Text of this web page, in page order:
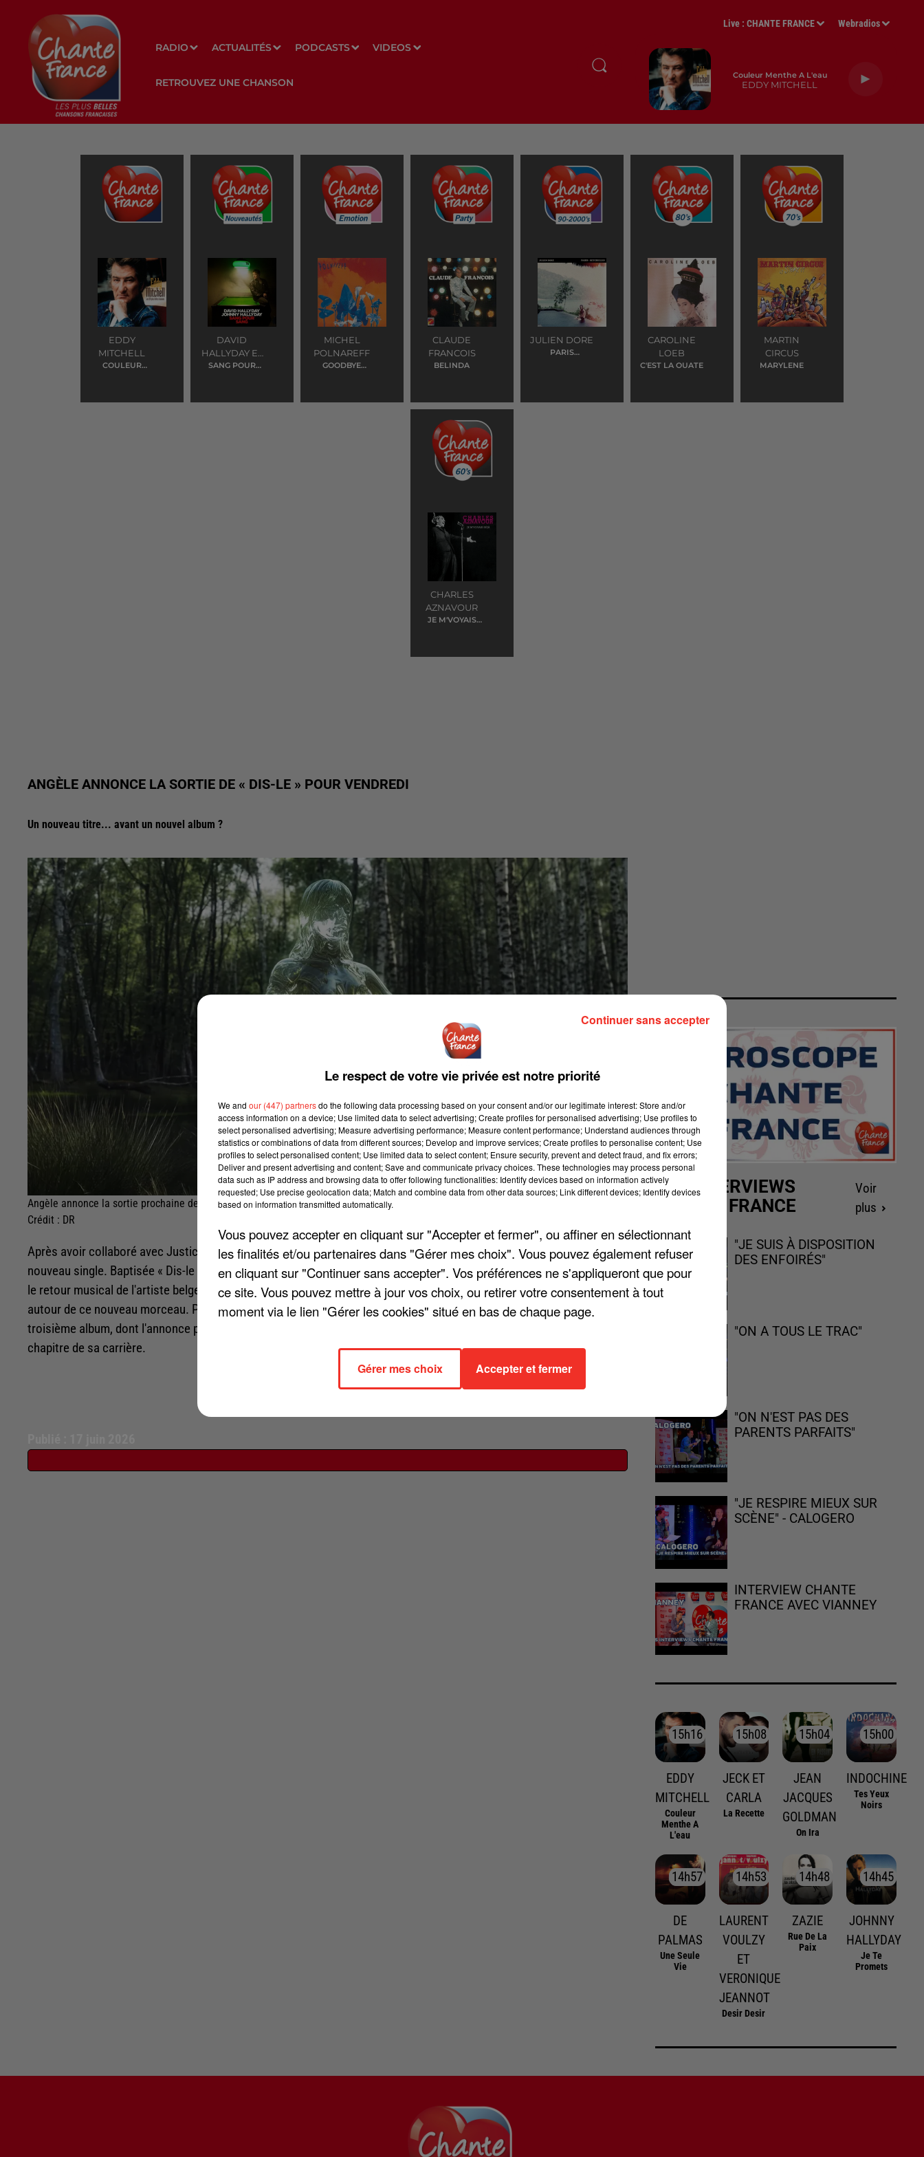
RADIO ACTUALITÉS PODCASTS VIDEOS
RETROUVEZ UNE CHANSON
Live :CHANTE FRANCE Webradios
Couleur Menthe A L'eau
EDDY MITCHELL
EDDY
MITCHELL
COULEUR
DAVID
HALLYDAY ET
JOHNNY
SANG POUR
MICHEL
POLNAREFF
GOODBYE
CLAUDE
FRANCOIS
BELINDA
JULIEN DORE
PARIS
CAROLINE
LOEB
C'EST LA OUATE
MARTIN
CIRCUS
MARYLENE
CHARLES
AZNAVOUR
JE M'VOYAIS
ANGÈLE ANNONCE LA SORTIE DE « DIS-LE » POUR VENDREDI
Un nouveau titre... avant un nouvel album ?
Angèle annonce la sortie prochaine de "Dis-le"
Crédit : DR
Après avoir collaboré avec Justice sur le titre « What You Want », Angèle a officialisé ce mardi 16 juin l’arrivée d’un
nouveau single. Baptisée « Dis-le », la chanson sera dévoilée vendredi 19 juin 2026 et marque une nouvelle étape dans
le retour musical de l'artiste belge. Angèle a entretenu le suspense sur ses réseaux sociaux en multipliant les indices
autour de ce nouveau morceau. Par ailleurs, la sortie de « Dis-le » alimente désormais les spéculations autour d'un
troisième album, dont l'annonce pourrait intervenir très bientôt ! À 30 ans, Angèle semble prête à ouvrir un nouveau
chapitre de sa carrière.
LES INTERVIEWS
CHANTE FRANCE
Voir
plus
"JE SUIS À DISPOSITION
DES ENFOIRÉS"
"ON A TOUS LE TRAC"
"ON N'EST PAS DES
PARENTS PARFAITS"
"JE RESPIRE MIEUX SUR
SCÈNE" - CALOGERO
INTERVIEW CHANTE
FRANCE AVEC VIANNEY
15h16
15h16
EDDY
MITCHELL
Couleur
Menthe A
L'eau
15h08
15h08
JECK ET
CARLA
La Recette
15h04
15h04
JEAN
JACQUES
GOLDMAN
On Ira
15h00
15h00
INDOCHINE
Tes Yeux
Noirs
14h57
14h57
DE
PALMAS
Une Seule
Vie
14h53
14h53
LAURENT
VOULZY
ET
VERONIQUE
JEANNOT
Desir Desir
14h48
14h48
ZAZIE
Rue De La
Paix
14h45
14h45
JOHNNY
HALLYDAY
Je Te
Promets
Le respect de votre vie privée est notre priorité
We and our (447) partnersdo the following data processing based on your consent and/or our legitimate interest: Store and/or
access information on a device; Use limited data to select advertising; Create profiles for personalised advertising; Use profiles to
select personalised advertising; Measure advertising performance; Measure content performance; Understand audiences through
statistics or combinations of data from different sources; Develop and improve services; Create profiles to personalise content; Use
profiles to select personalised content; Use limited data to select content; Ensure security, prevent and detect fraud, and fix errors;
Deliver and present advertising and content; Save and communicate privacy choices. These technologies may process personal
data such as IP address and browsing data to offer following functionalities: Identify devices based on information actively
requested; Use precise geolocation data; Match and combine data from other data sources; Link different devices; Identify devices
based on information transmitted automatically.
Vous pouvez accepter en cliquant sur "Accepter et fermer", ou affiner en sélectionnant
les finalités et/ou partenaires dans "Gérer mes choix". Vous pouvez également refuser
en cliquant sur "Continuer sans accepter". Vos préférences ne s'appliqueront que pour
ce site. Vous pouvez mettre à jour vos choix, ou retirer votre consentement à tout
moment via le lien "Gérer les cookies" situé en bas de chaque page.
Gérer mes choix Accepter et fermer
Continuer sans accepter